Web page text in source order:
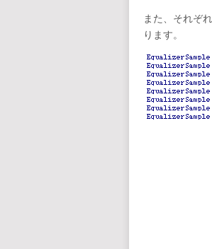
また、それぞ
ります。